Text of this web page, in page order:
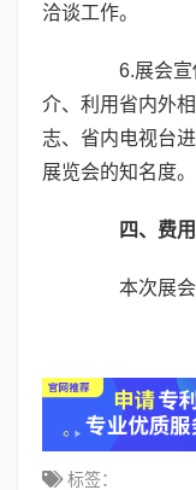
洽谈工作。
6.展会宣
介、利用省内外
志、省内电视台
展览会的知名度。
四、费用
本次展会
标签：